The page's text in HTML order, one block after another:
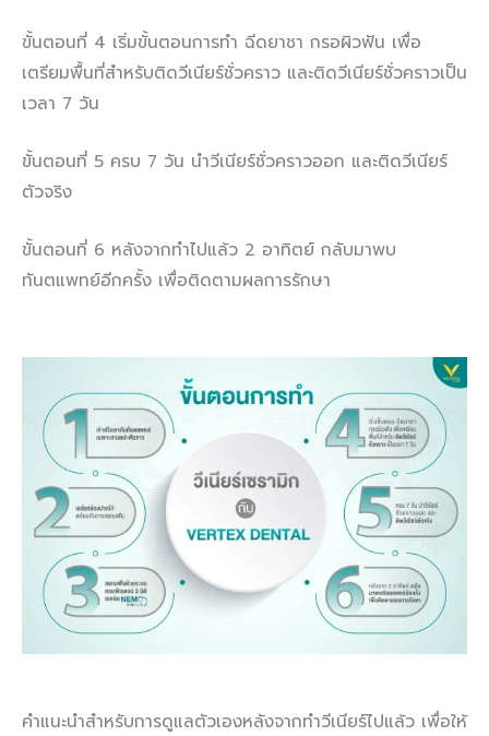
ขั้นตอนที่ 4 เริ่มขั้นตอนการทำ ฉีดยาชา กรอผิวฟัน เพื่อ
เตรียมพื้นที่สำหรับติดวีเนียร์ชั่วคราว และติดวีเนียร์ชั่วคราวเป็น
เวลา 7 วัน
ขั้นตอนที่ 5 ครบ 7 วัน นำวีเนียร์ชั่วคราวออก และติดวีเนียร์
ตัวจริง
ขั้นตอนที่ 6 หลังจากทำไปแล้ว 2 อาทิตย์ กลับมาพบ
ทันตแพทย์อีกครั้ง เพื่อติดตามผลการรักษา
คำแนะนำสำหรับการดูแลตัวเองหลังจากทำวีเนียร์ไปแล้ว เพื่อให้